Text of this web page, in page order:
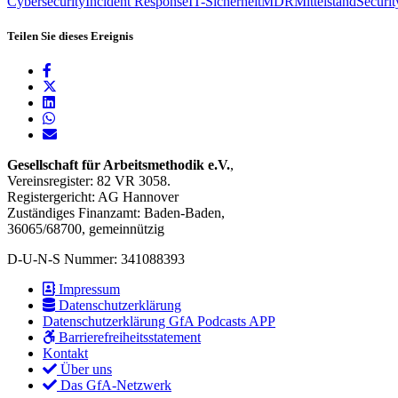
Teilen Sie dieses Ereignis
Gesellschaft für Arbeitsmethodik e.V.,
Vereinsregister: 82 VR 3058.
Registergericht: AG Hannover
Zuständiges Finanzamt: Baden-Baden,
36065/68700, gemeinnützig
D-U-N-S Nummer: 341088393
Impressum
Datenschutzerklärung
Datenschutzerklärung GfA Podcasts APP
Barrierefreiheitsstatement
Kontakt
Über uns
Das GfA-Netzwerk